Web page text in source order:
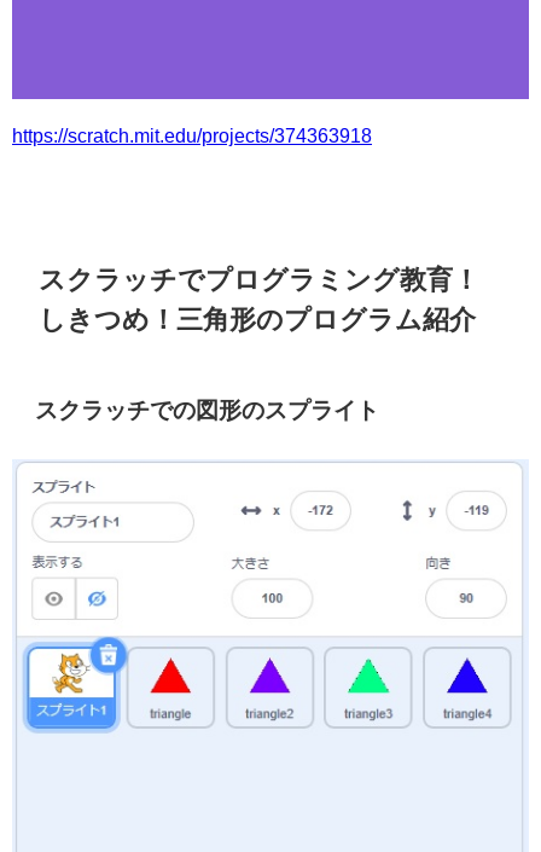
https://scratch.mit.edu/projects/374363918
スクラッチでプログラミング教育！
しきつめ！三角形のプログラム紹介
スクラッチでの図形のスプライト